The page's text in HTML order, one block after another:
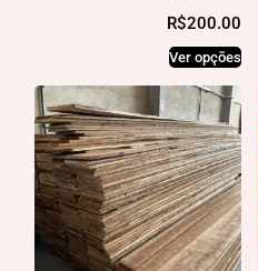
R$200.00
Ver opções